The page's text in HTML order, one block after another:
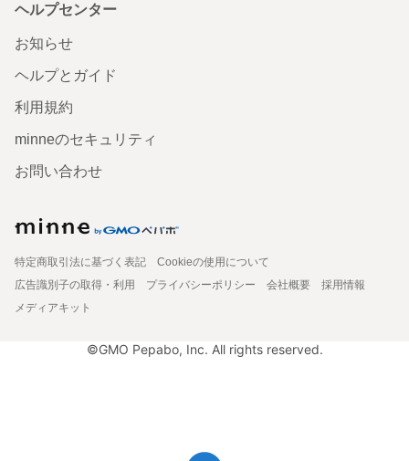
ヘルプセンター
お知らせ
ヘルプとガイド
利用規約
minneのセキュリティ
お問い合わせ
特定商取引法に基づく表記
Cookieの使用について
広告識別子の取得・利用
プライバシーポリシー 会社概要
採用情報
メディアキット
©GMO Pepabo, Inc. All rights reserved.